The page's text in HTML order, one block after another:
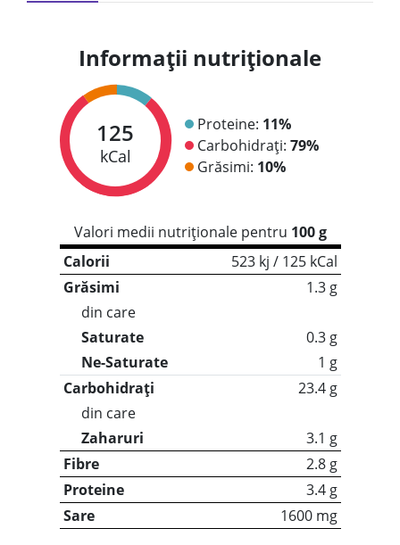
Informații nutriționale
125
kCal
Proteine: 11%
Carbohidrați: 79%
Grăsimi: 10%
Valori medii nutriționale pentru 100 g
Calorii
523 kj / 125 kCal
Grăsimi
1.3 g
din care
Saturate
0.3 g
Ne-Saturate
1 g
Carbohidrați
23.4 g
din care
Zaharuri
3.1 g
Fibre
2.8 g
Proteine
3.4 g
Sare
1600 mg